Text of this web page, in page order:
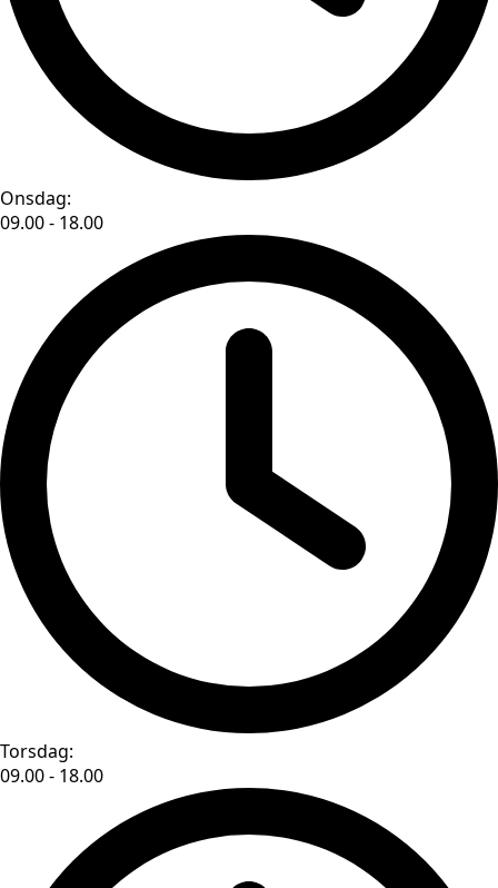
Onsdag:
09.00 - 18.00
Torsdag:
09.00 - 18.00